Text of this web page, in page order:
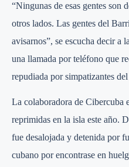
“Ningunas de esas gentes son
otros lados. Las gentes del
avisarnos”, se escucha decir a
una llamada por teléfono que
repudiada por simpatizantes
La colaboradora de Cibercuba
reprimidas en la isla este año.
fue desalojada y detenida por
cubano por encontrase en